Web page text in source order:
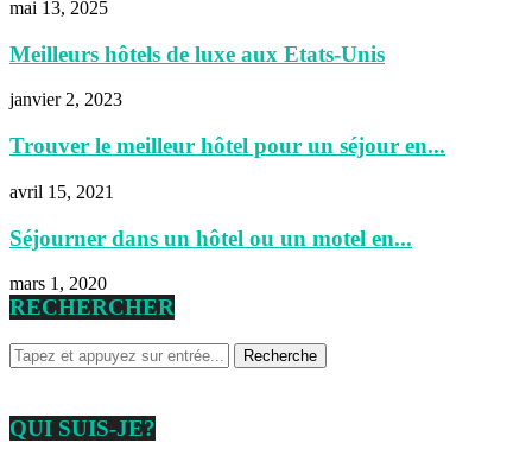
mai 13, 2025
Meilleurs hôtels de luxe aux Etats-Unis
janvier 2, 2023
Trouver le meilleur hôtel pour un séjour en...
avril 15, 2021
Séjourner dans un hôtel ou un motel en...
mars 1, 2020
RECHERCHER
QUI SUIS-JE?